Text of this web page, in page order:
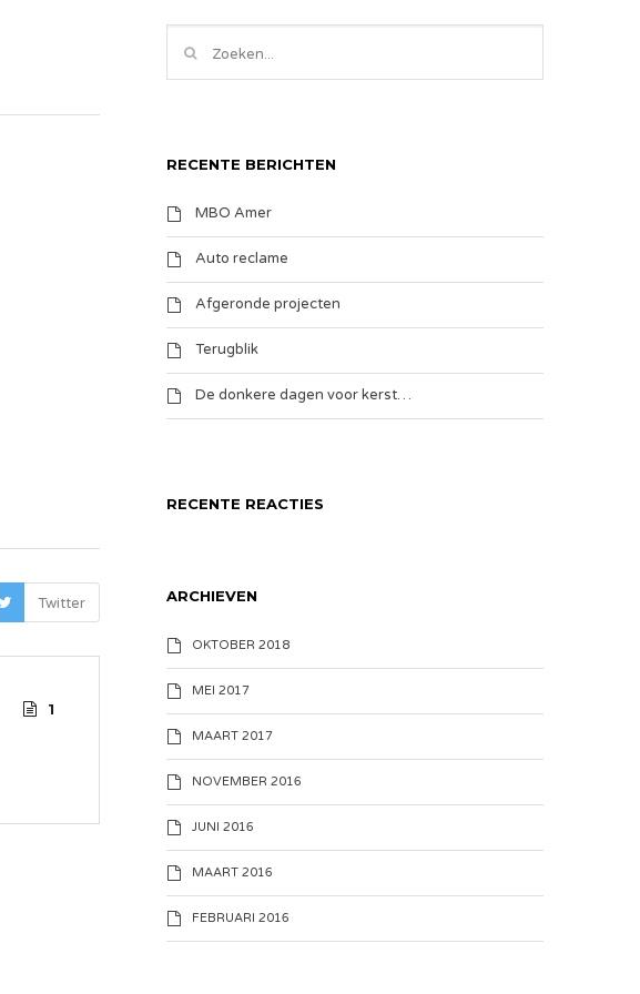
Twitter
1
RECENTE BERICHTEN
MBO Amer
Auto reclame
Afgeronde projecten
Terugblik
De donkere dagen voor kerst…
RECENTE REACTIES
ARCHIEVEN
OKTOBER 2018
MEI 2017
MAART 2017
NOVEMBER 2016
JUNI 2016
MAART 2016
FEBRUARI 2016